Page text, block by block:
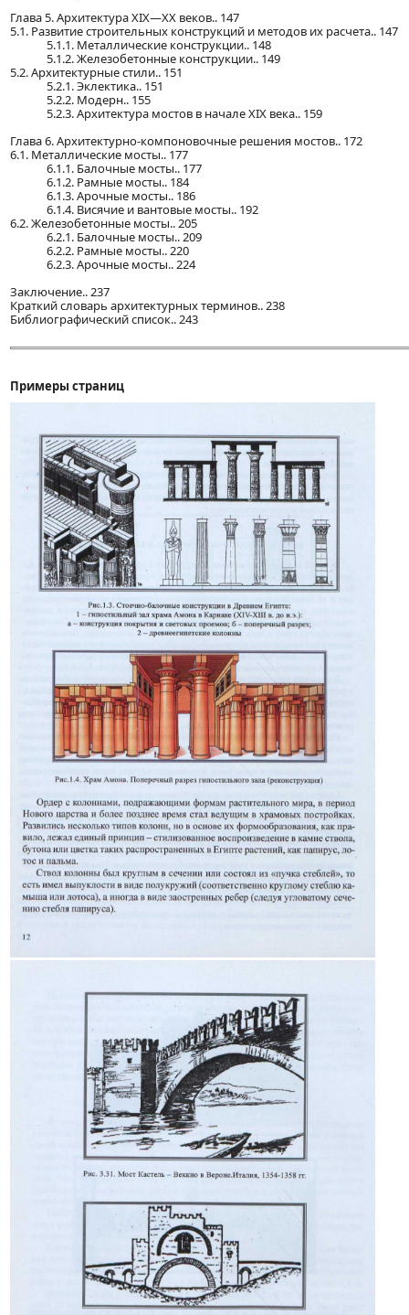
Глава 5. Архитектура XIX—XX веков.. 147
5.1. Развитие строительных конструкций и методов их расчета.. 147
5.1.1. Металлические конструкции.. 148
5.1.2. Железобетонные конструкции.. 149
5.2. Архитектурные стили.. 151
5.2.1. Эклектика.. 151
5.2.2. Модерн.. 155
5.2.3. Архитектура мостов в начале XIX века.. 159
Глава 6. Архитектурно-компоновочные решения мостов.. 172
6.1. Металлические мосты.. 177
6.1.1. Балочные мосты.. 177
6.1.2. Рамные мосты.. 184
6.1.3. Арочные мосты.. 186
6.1.4. Висячие и вантовые мосты.. 192
6.2. Железобетонные мосты.. 205
6.2.1. Балочные мосты.. 209
6.2.2. Рамные мосты.. 220
6.2.3. Арочные мосты.. 224
Заключение.. 237
Краткий словарь архитектурных терминов.. 238
Библиографический список.. 243
Примеры страниц